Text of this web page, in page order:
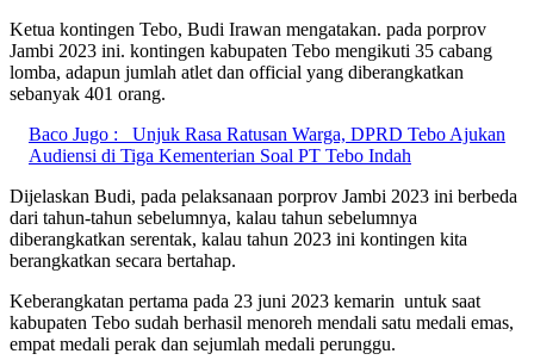
Ketua kontingen Tebo, Budi Irawan mengatakan. pada porprov
Jambi 2023 ini. kontingen kabupaten Tebo mengikuti 35 cabang
lomba, adapun jumlah atlet dan official yang diberangkatkan
sebanyak 401 orang.
Baco Jugo :
Unjuk Rasa Ratusan Warga, DPRD Tebo Ajukan
Audiensi di Tiga Kementerian Soal PT Tebo Indah
Dijelaskan Budi, pada pelaksanaan porprov Jambi 2023 ini berbeda
dari tahun-tahun sebelumnya, kalau tahun sebelumnya
diberangkatkan serentak, kalau tahun 2023 ini kontingen kita
berangkatkan secara bertahap.
Keberangkatan pertama pada 23 juni 2023 kemarin untuk saat
kabupaten Tebo sudah berhasil menoreh mendali satu medali emas,
empat medali perak dan sejumlah medali perunggu.